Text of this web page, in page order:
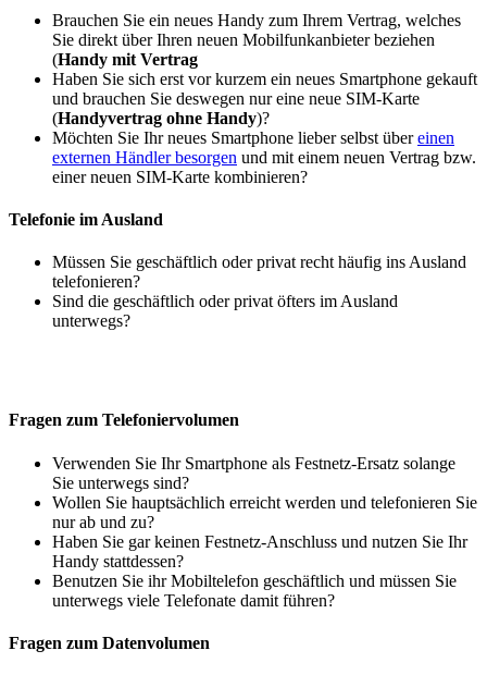
Brauchen Sie ein neues Handy zum Ihrem Vertrag, welches
Sie direkt über Ihren neuen Mobilfunkanbieter beziehen
(Handy mit Vertrag
Haben Sie sich erst vor kurzem ein neues Smartphone gekauft
und brauchen Sie deswegen nur eine neue SIM-Karte
(Handyvertrag ohne Handy)?
Möchten Sie Ihr neues Smartphone lieber selbst übereinen
externen Händler besorgen und mit einem neuen Vertrag bzw.
einer neuen SIM-Karte kombinieren?
Telefonie im Ausland
Müssen Sie geschäftlich oder privat recht häufig ins Ausland
telefonieren?
Sind die geschäftlich oder privat öfters im Ausland
unterwegs?
Fragen zum Telefoniervolumen
Verwenden Sie Ihr Smartphone als Festnetz-Ersatz solange
Sie unterwegs sind?
Wollen Sie hauptsächlich erreicht werden und telefonieren Sie
nur ab und zu?
Haben Sie gar keinen Festnetz-Anschluss und nutzen Sie Ihr
Handy stattdessen?
Benutzen Sie ihr Mobiltelefon geschäftlich und müssen Sie
unterwegs viele Telefonate damit führen?
Fragen zum Datenvolumen